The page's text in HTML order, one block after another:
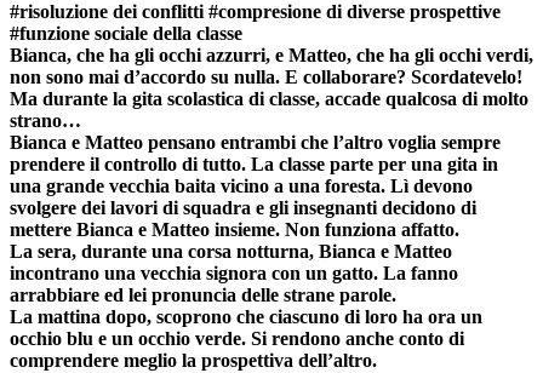
#risoluzione dei conflitti #compresione di diverse prospettive
#funzione sociale della classe
Bianca, che ha gli occhi azzurri, e Matteo, che ha gli occhi verdi,
non sono mai d’accordo su nulla. E collaborare? Scordatevelo!
Ma durante la gita scolastica di classe, accade qualcosa di molto
strano…
Bianca e Matteo pensano entrambi che l’altro voglia sempre
prendere il controllo di tutto. La classe parte per una gita in
una grande vecchia baita vicino a una foresta. Lì devono
svolgere dei lavori di squadra e gli insegnanti decidono di
mettere Bianca e Matteo insieme. Non funziona affatto.
La sera, durante una corsa notturna, Bianca e Matteo
incontrano una vecchia signora con un gatto. La fanno
arrabbiare ed lei pronuncia delle strane parole.
La mattina dopo, scoprono che ciascuno di loro ha ora un
occhio blu e un occhio verde. Si rendono anche conto di
comprendere meglio la prospettiva dell’altro.